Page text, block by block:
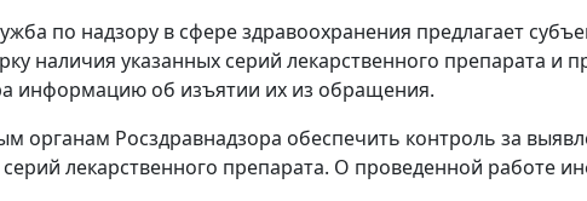
по надзору в сфере здравоохранения предлагает
наличия указанных серий лекарственного препарата и
информацию об изъятии их из обращения.
органам Росздравнадзора обеспечить контроль за
лекарственного препарата. О проведенной работе